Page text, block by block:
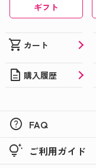
ギフト
shopping_cart カート
description 購入履歴
help FAQ
tips_and_updates ご利用ガイド